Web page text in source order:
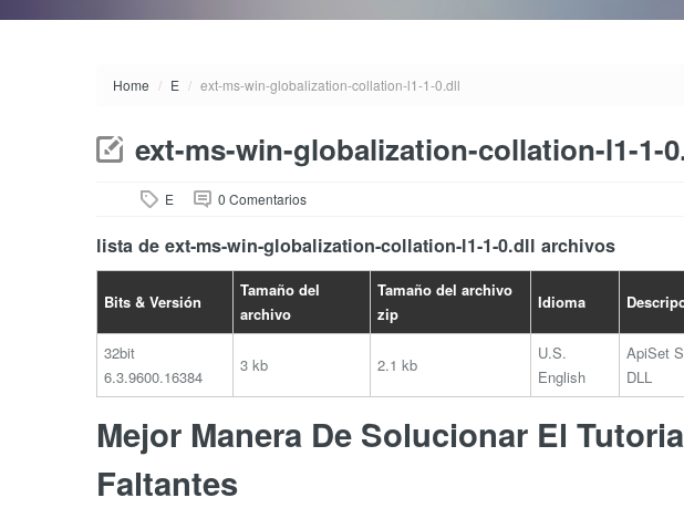
Home / E / ext-ms-win-globalization-collation-l1-1-0.dll
ext-ms-win-globalization-collation-l1-1-
E 0 Comentarios
lista de ext-ms-win-globalization-collation-l1-1-0.dll archivos
Bits & Versión
Tamaño del
archivo
Tamaño del archivo
zip
Idioma
32bit
6.3.9600.16384
3 kb 2.1 kb
U.S.
English
ApiSet
DLL
Mejor Manera De Solucionar El
Faltantes